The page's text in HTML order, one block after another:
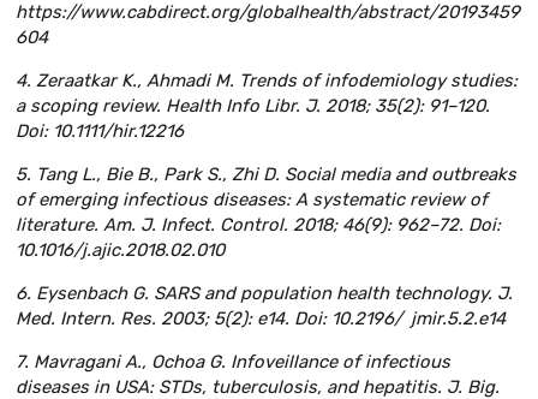
https://www.cabdirect.org/globalhealth/abstract/20193459
604
4. Zeraatkar K., Ahmadi M. Trends of infodemiology studies:
a scoping review. Health Info Libr. J. 2018; 35(2): 91–120.
Doi: 10.1111/hir.12216
5. Tang L., Bie B., Park S., Zhi D. Social media and outbreaks
of emerging infectious diseases: A systematic review of
literature. Am. J. Infect. Control. 2018; 46(9): 962–72. Doi:
10.1016/j.ajic.2018.02.010
6. Eysenbach G. SARS and population health technology. J.
Med. Intern. Res. 2003; 5(2): e14. Doi: 10.2196/ jmir.5.2.e14
7. Mavragani A., Ochoa G. Infoveillance of infectious
diseases in USA: STDs, tuberculosis, and hepatitis. J. Big.